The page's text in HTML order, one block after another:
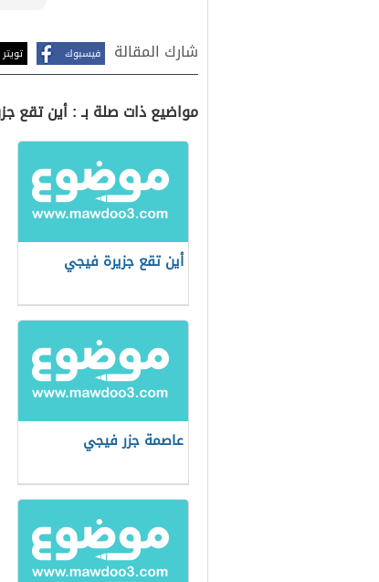
شارك المقالة فيسبوك تويتر
مواضيع ذات صلة بـ : أين تقع
أين تقع جزيرة فيجي
عاصمة جزر فيجي